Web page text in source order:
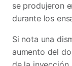
se produjeron
durante los
Si nota una
aumento del